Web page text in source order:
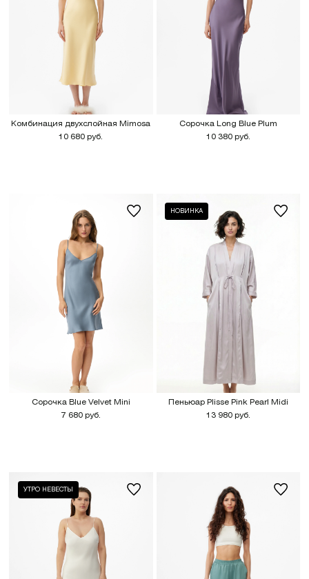
Комбинация двухслойная Mimosa
10 680 руб.
Сорочка Long Blue Plum
10 380 руб.
Сорочка Blue Velvet Mini
7 680 руб.
НОВИНКА
Пеньюар Plisse Pink Pearl Midi
13 980 руб.
УТРО НЕВЕСТЫ